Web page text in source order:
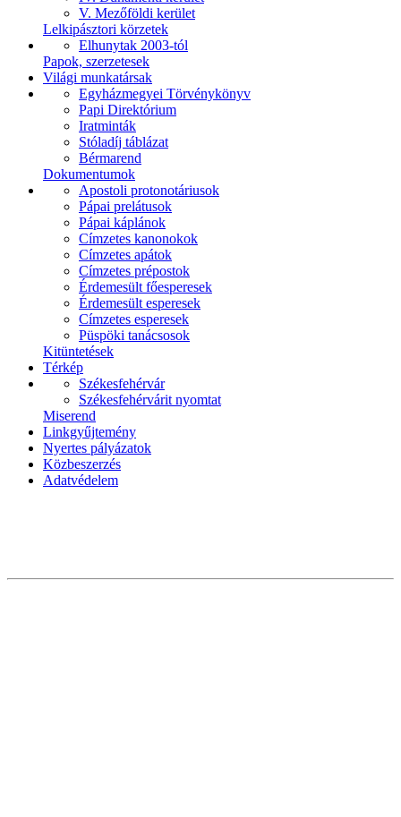
V. Mezőföldi kerület
Lelkipásztori körzetek
Elhunytak 2003-tól
Papok, szerzetesek
Világi munkatársak
Egyházmegyei Törvénykönyv
Papi Direktórium
Iratminták
Stóladíj táblázat
Bérmarend
Dokumentumok
Apostoli protonotáriusok
Pápai prelátusok
Pápai káplánok
Címzetes kanonokok
Címzetes apátok
Címzetes prépostok
Érdemesült főesperesek
Érdemesült esperesek
Címzetes esperesek
Püspöki tanácsosok
Kitüntetések
Térkép
Székesfehérvár
Székesfehérvárit nyomtat
Miserend
Linkgyűjtemény
Nyertes pályázatok
Közbeszerzés
Adatvédelem